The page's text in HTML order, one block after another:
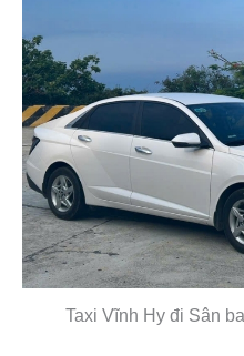
Taxi Vĩnh Hy đi Sân